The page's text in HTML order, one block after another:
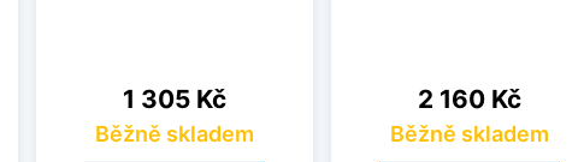
Cena
1 305 Kč
Běžně skladem
Cena
2 160 Kč
Běžně skladem